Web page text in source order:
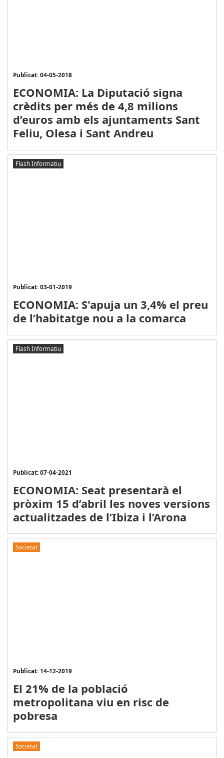
Publicat: 04-05-2018
ECONOMIA: La Diputació signa
crèdits per més de 4,8 milions
d’euros amb els ajuntaments Sant
Feliu, Olesa i Sant Andreu
Flash Informatiu
Publicat: 03-01-2019
ECONOMIA: S'apuja un 3,4% el preu
de l’habitatge nou a la comarca
Flash Informatiu
Publicat: 07-04-2021
ECONOMIA: Seat presentarà el
pròxim 15 d’abril les noves versions
actualitzades de l’Ibiza i l’Arona
Societat
Publicat: 14-12-2019
El 21% de la població
metropolitana viu en risc de
pobresa
Societat